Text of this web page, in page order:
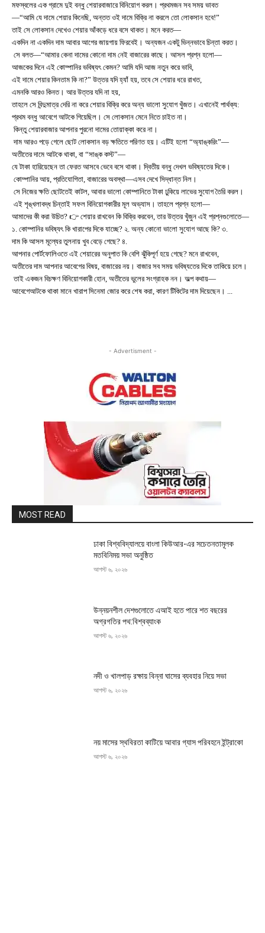
মফস্বলের এক গ্রামে দুই বন্ধু শেয়ারবাজারে বিনিয়োগ করল। প্রথমজন সব সময় ভাবত
—“আমি যে দামে শেয়ার কিনেছি, অন্তত ওই দামে বিক্রি না করলে তো লোকসান হবে!”
তাই সে লোকসান দেখেও শেয়ার আঁকড়ে ধরে বসে থাকত। মনে করত—
একদিন না একদিন দাম আবার আগের জায়গায় ফিরবেই। অন্যজন একটু ভিন্নভাবে চিন্তা করত।
সে বলত—“আমার কেনা দামের কোনো দাম নেই বাজারের কাছে। আসল প্রশ্ন হলো—
আজকের দিনে এই কোম্পানির ভবিষ্যৎ কেমন? আমি যদি আজ নতুন করে ভাবি,
এই দামে শেয়ার কিনতাম কি না?” উত্তর যদি হ্যাঁ হয়, তবে সে শেয়ার ধরে রাখত,
এমনকি আরও কিনত। আর উত্তর যদি না হয়,
তাহলে সে বিন্দুমাত্র দেরি না করে শেয়ার বিক্রি করে অন্য ভালো সুযোগ খুঁজত। এখানেই পার্থক্য:
প্রথম বন্ধু আবেগে আটকে গিয়েছিল। সে লোকসান মেনে নিতে চাইত না।
কিন্তু শেয়ারবাজার আপনার পুরনো দামের তোয়াক্কা করে না।
দাম আরও পড়ে গেলে ছোট লোকসান বড় ক্ষতিতে পরিণত হয়। এটিই হলো “অ্যাঙ্করিং”—
অতীতের দামে আটকে থাকা, বা “সাঙ্ক কস্ট”—
যে টাকা হারিয়েছেন তা ফেরত আসবে ভেবে বসে থাকা। দ্বিতীয় বন্ধু দেখল ভবিষ্যতের দিকে।
কোম্পানির আয়, প্রতিযোগিতা, বাজারের অবস্থা—এসব দেখে সিদ্ধান্ত নিল।
সে নিজের ক্ষতি ছোটতেই কাটল, আবার ভালো কোম্পানিতে টাকা ঢুকিয়ে লাভের সুযোগ তৈরি করল।
এই শৃঙ্খলাবদ্ধ চিন্তাই সফল বিনিয়োগকারীর মূল অভ্যাস। তাহলে প্রশ্ন হলো—
আমাদের কী করা উচিত? 👉 শেয়ার রাখবেন কি বিক্রি করবেন, তার উত্তর খুঁজুন এই প্রশ্নগুলোতে—
১. কোম্পানির ভবিষ্যৎ কি খারাপের দিকে যাচ্ছে? ২. অন্য কোনো ভালো সুযোগ আছে কি? ৩.
দাম কি আসল মূল্যের তুলনায় খুব বেড়ে গেছে? ৪.
আপনার পোর্টফোলিওতে এই শেয়ারের অনুপাত কি বেশি ঝুঁকিপূর্ণ হয়ে গেছে? মনে রাখবেন,
অতীতের দাম আপনার আবেগের বিষয়, বাজারের নয়। বাজার সব সময় ভবিষ্যতের দিকে তাকিয়ে চলে।
তাই একজন বিচক্ষণ বিনিয়োগকারী হোন, অতীতের ভুলের সংগ্রাহক নন। অল্প কথায়—
আবেগেআটকে থাকা মানে খারাপ সিনেমা জোর করে শেষ করা, কারণ টিকিটের দাম দিয়েছেন। ...
- Advertisment -
MOST READ
ঢাকা বিশ্ববিদ্যালয়ে বাংলা কিউআর-এর সচেতনতামূলক
মতবিনিময় সভা অনুষ্ঠিত
আগস্ট ৬, ২০২৬
উন্নয়নশীল দেশগুলোতে এআই হতে পারে শত বছরের
অগ্রগতির পথ:বিশ্বব্যাংক
আগস্ট ৬, ২০২৬
নদী ও খালপাড় রক্ষায় বিন্না ঘাসের ব্যবহার নিয়ে সভা
আগস্ট ৬, ২০২৬
নয় মাসের স্থবিরতা কাটিয়ে আবার গ্যাস পরিবহনে ইন্ট্রাকো
আগস্ট ৬, ২০২৬